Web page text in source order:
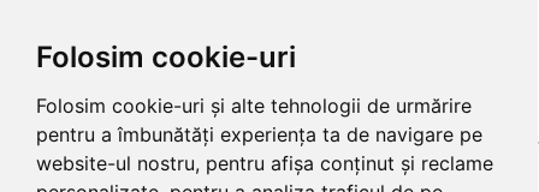
Folosim cookie-uri
Folosim cookie-uri și alte tehnologii de urmărire
pentru a îmbunătăți experiența ta de navigare pe
website-ul nostru, pentru afișa conținut și reclame